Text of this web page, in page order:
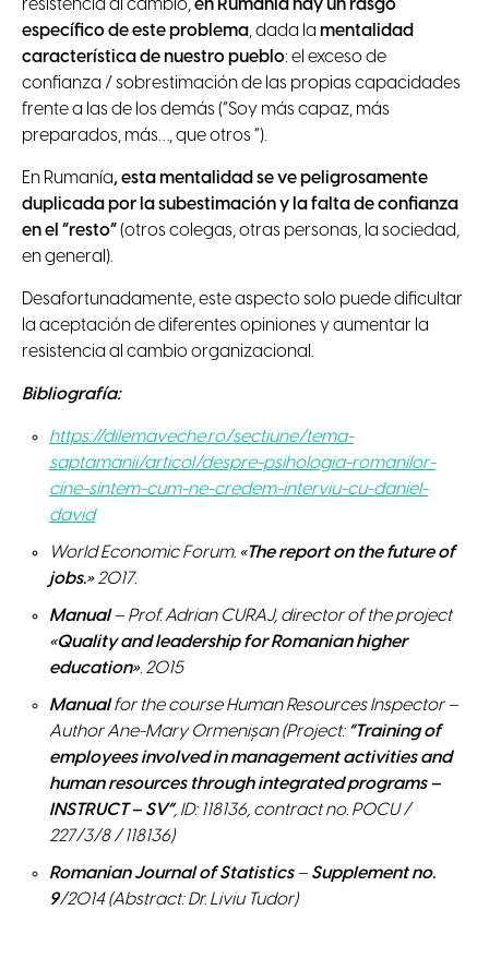
resistencia al cambio,en Rumanía hay un rasgo
específico de este problema, dada la mentalidad
característica de nuestro pueblo: el exceso de
confianza / sobrestimación de las propias capacidades
frente a las de los demás (“Soy más capaz, más
preparados, más…, que otros ”).
En Rumanía, esta mentalidad se ve peligrosamente
duplicada por la subestimación y la falta de confianza
en el “resto”(otros colegas, otras personas, la sociedad,
en general).
Desafortunadamente, este aspecto solo puede dificultar
la aceptación de diferentes opiniones y aumentar la
resistencia al cambio organizacional.
Bibliografía:
https://dilemaveche.ro/sectiune/tema-
saptamanii/articol/despre-psihologia-romanilor-
cine-sintem-cum-ne-credem-interviu-cu-daniel-
david
World Economic Forum. «The report on the future of
jobs.»2017.
Manual– Prof. Adrian CURAJ, director of the project
«Quality and leadership for Romanian higher
education». 2015
Manualfor the course Human Resources Inspector –
Author Ane-Mary Ormenișan (Project: “Training of
employees involved in management activities and
human resources through integrated programs –
INSTRUCT – SV”, ID: 118136, contract no. POCU /
227/3/8 / 118136)
Romanian Journal of Statistics– Supplement no.
9/2014 (Abstract: Dr. Liviu Tudor)